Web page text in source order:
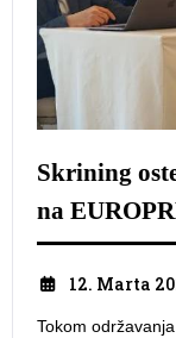
Skrining
na
12. Marta
Tokom